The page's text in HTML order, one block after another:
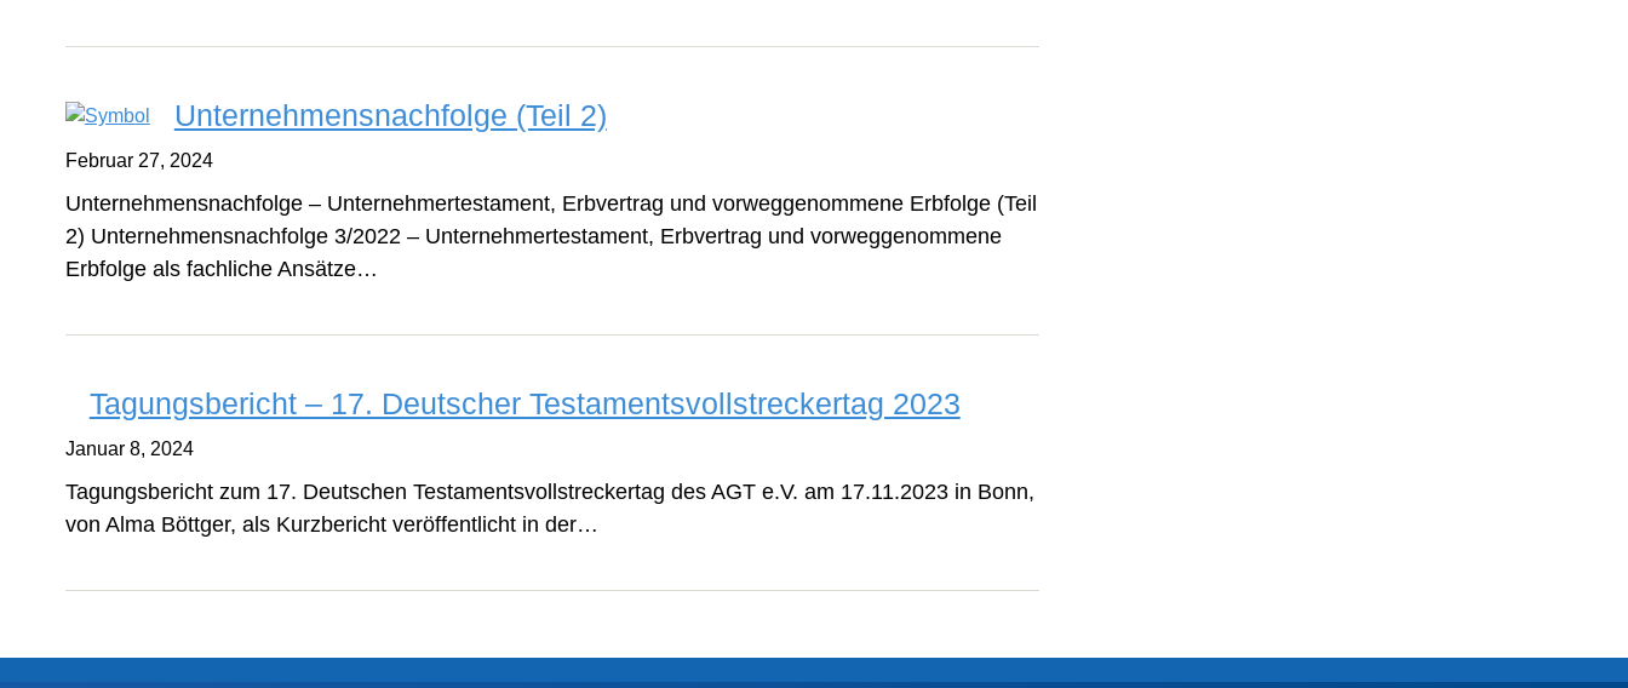
Unternehmensnachfolge (Teil 2)
Februar 27, 2024
Unternehmensnachfolge – Unternehmertestament, Erbvertrag und vorweggenommene Erbfolge (Teil
2) Unternehmensnachfolge 3/2022 – Unternehmertestament, Erbvertrag und vorweggenommene
Erbfolge als fachliche Ansätze…
Tagungsbericht – 17. Deutscher Testamentsvollstreckertag 2023
Januar 8, 2024
Tagungsbericht zum 17. Deutschen Testamentsvollstreckertag des AGT e.V. am 17.11.2023 in Bonn,
von Alma Böttger, als Kurzbericht veröffentlicht in der…